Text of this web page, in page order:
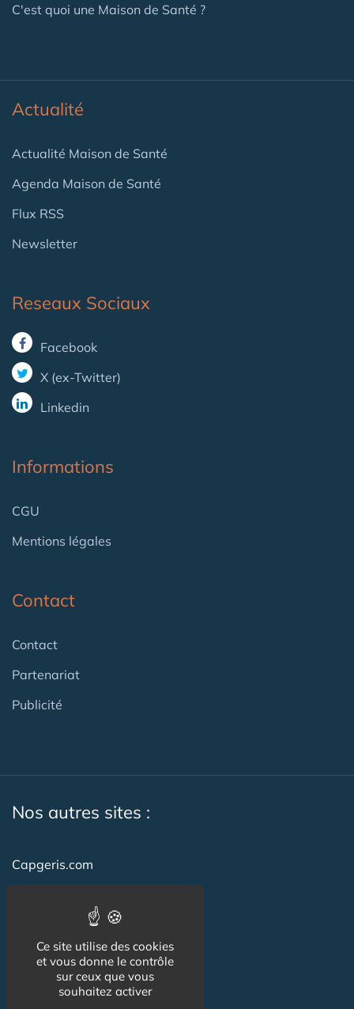
C'est quoi une Maison de Santé ?
Actualité
Actualité Maison de Santé
Agenda Maison de Santé
Flux RSS
Newsletter
Reseaux Sociaux
Facebook
X (ex-Twitter)
Linkedin
Informations
CGU
Mentions légales
Contact
Contact
Partenariat
Publicité
Nos autres sites :
Capgeris.com
Emploi-formation-sante.com
Seniorissimmo.com
Creche-et-naissance.com
Ce site utilise des cookies
et vous donne le contrôle
sur ceux que vous
souhaitez activer